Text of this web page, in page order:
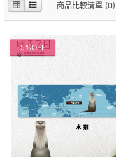
商品比較清單 (0)
5%OFF